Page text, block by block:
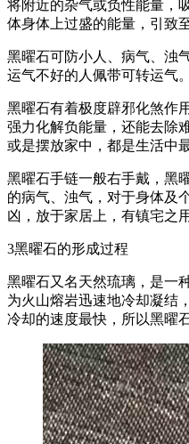
将附近的杂气或负性能量，
体身体上过盛的能量，引致
黑曜石可防小人、病气、浊
运气不好的人佩带可转运气
黑曜石有着极度辟邪化煞作
强力化解负能量，还能去除
或是摆放家中，都是生活中
黑曜石手链一般右手戴，黑
的病气、浊气，对于身体及
凶，放于家居上，有镇宅之
3黑曜石的形成过程
黑曜石又名天然琉璃，是一
为火山熔岩迅速地冷却凝结
冷却的速度最快，所以黑曜